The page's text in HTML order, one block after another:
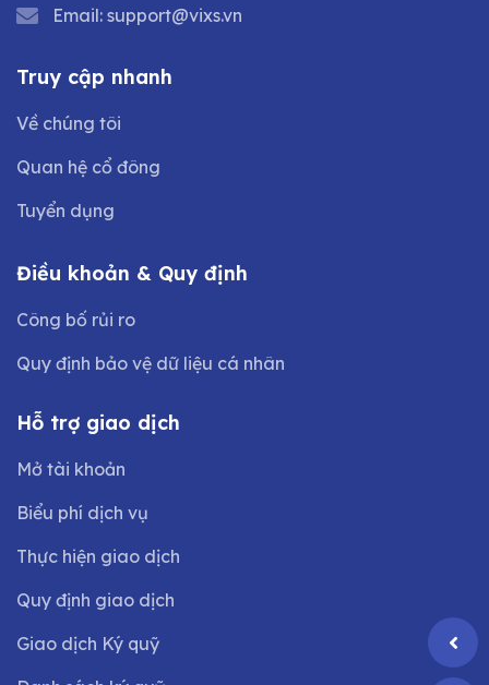
Email: support@vixs.vn
Truy cập nhanh
Về chúng tôi
Quan hệ cổ đông
Tuyển dụng
Điều khoản & Quy định
Công bố rủi ro
Quy định bảo vệ dữ liệu cá nhân
Hỗ trợ giao dịch
Mở tài khoản
Biểu phí dịch vụ
Thực hiện giao dịch
Quy định giao dịch
Giao dịch Ký quỹ